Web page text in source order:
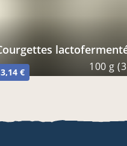
Courgettes lactofermentées
3,14 € 100 g